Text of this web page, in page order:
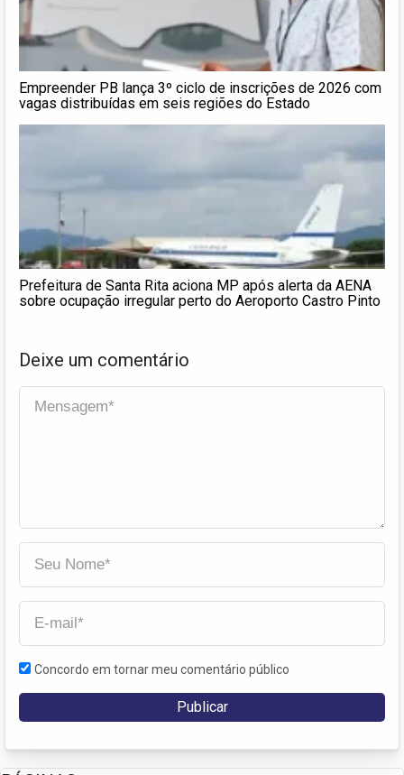
Empreender PB lança 3º ciclo de inscrições de 2026 com
vagas distribuídas em seis regiões do Estado
Prefeitura de Santa Rita aciona MP após alerta da AENA
sobre ocupação irregular perto do Aeroporto Castro Pinto
Deixe um comentário
Concordo em tornar meu comentário público